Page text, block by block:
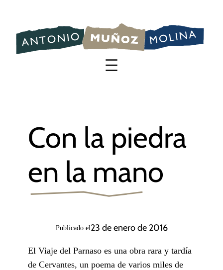
contenido
Con la piedra
en la mano
Publicado el23 de enero de 2016
El Viaje del Parnaso es una obra rara y tardía
de Cervantes, un poema de varios miles de